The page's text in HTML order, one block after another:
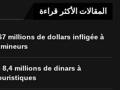
المقالات الأكثر قراءة
millions de dollars infligée à
millions de dinars à